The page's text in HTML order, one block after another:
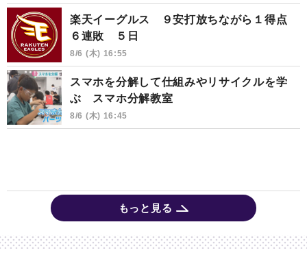
楽天イーグルス ９安打放ちながら１得点
６連敗 ５日
8/6 (木) 16:55
スマホを分解して仕組みやリサイクルを学
ぶ スマホ分解教室
8/6 (木) 16:45
もっと見る